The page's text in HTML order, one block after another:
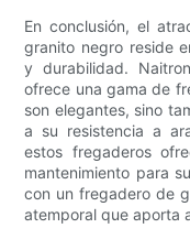
En conclusión, el
granito negro reside
y durabilidad.
ofrece una gama de
son elegantes, sino
a su resistencia a
estos fregaderos
mantenimiento para
con un fregadero de
atemporal que aporta